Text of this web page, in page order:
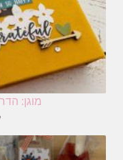
מוגן: